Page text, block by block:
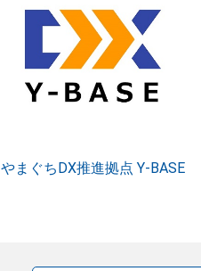
やまぐちDX推進拠点 Y-BASE